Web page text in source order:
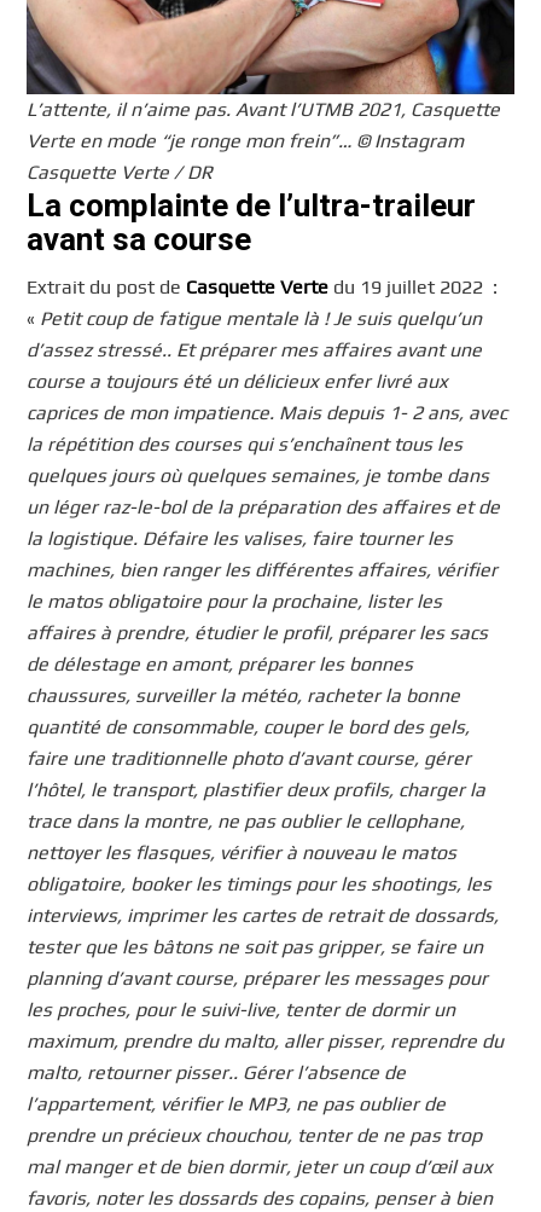
L’attente, il n’aime pas. Avant l’UTMB 2021, Casquette
Verte en mode “je ronge mon frein”… © Instagram
Casquette Verte / DR
La complainte de l’ultra-traileur
avant sa course
Extrait du post de Casquette Verte du 19 juillet 2022 :
« Petit coup de fatigue mentale là ! Je suis quelqu’un
d’assez stressé.. Et préparer mes affaires avant une
course a toujours été un délicieux enfer livré aux
caprices de mon impatience. Mais depuis 1- 2 ans, avec
la répétition des courses qui s’enchaînent tous les
quelques jours où quelques semaines, je tombe dans
un léger raz-le-bol de la préparation des affaires et de
la logistique. Défaire les valises, faire tourner les
machines, bien ranger les différentes affaires, vérifier
le matos obligatoire pour la prochaine, lister les
affaires à prendre, étudier le profil, préparer les sacs
de délestage en amont, préparer les bonnes
chaussures, surveiller la météo, racheter la bonne
quantité de consommable, couper le bord des gels,
faire une traditionnelle photo d’avant course, gérer
l’hôtel, le transport, plastifier deux profils, charger la
trace dans la montre, ne pas oublier le cellophane,
nettoyer les flasques, vérifier à nouveau le matos
obligatoire, booker les timings pour les shootings, les
interviews, imprimer les cartes de retrait de dossards,
tester que les bâtons ne soit pas gripper, se faire un
planning d’avant course, préparer les messages pour
les proches, pour le suivi-live, tenter de dormir un
maximum, prendre du malto, aller pisser, reprendre du
malto, retourner pisser.. Gérer l’absence de
l’appartement, vérifier le MP3, ne pas oublier de
prendre un précieux chouchou, tenter de ne pas trop
mal manger et de bien dormir, jeter un coup d’œil aux
favoris, noter les dossards des copains, penser à bien